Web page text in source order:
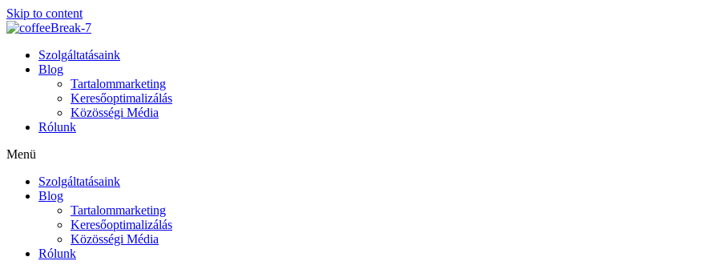
Skip to content
Szolgáltatásaink
Blog
Tartalommarketing
Keresőoptimalizálás
Közösségi Média
Rólunk
Menü
Szolgáltatásaink
Blog
Tartalommarketing
Keresőoptimalizálás
Közösségi Média
Rólunk